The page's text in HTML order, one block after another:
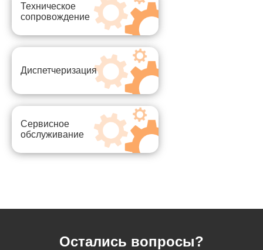
Техническое
сопровождение
Диспетчеризация
Сервисное
обслуживание
Остались вопросы?